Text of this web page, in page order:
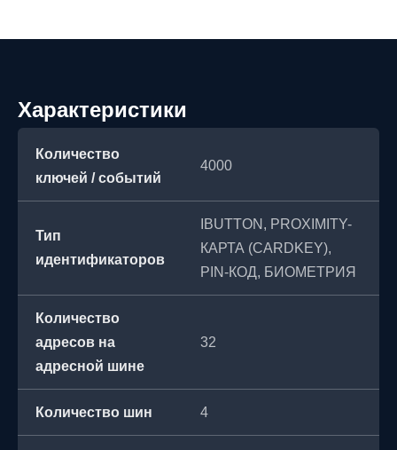
Характеристики
Количество
ключей / событий
4000
Тип
идентификаторов
IBUTTON, PROXIMITY-
КАРТА (CARDKEY),
PIN-КОД, БИОМЕТРИЯ
Количество
адресов на
адресной шине
32
Количество шин 4